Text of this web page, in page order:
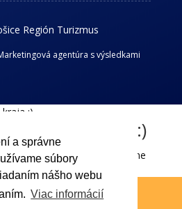
a správne
súbory
nášho webu
Viac informácií
Región Turizmus
agentúra s výsledkami
novinky z kraja :)
a dostávajte aktuálne
regióne.